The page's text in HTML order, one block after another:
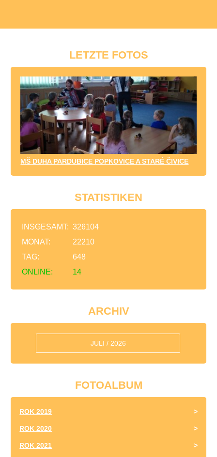
LETZTE FOTOS
MŠ DUHA PARDUBICE POPKOVICE A STARÉ ČIVICE
STATISTIKEN
ONLINE: 14
INSGESAMT: 326104
MONAT:
22210
TAG:
648
ARCHIV
JULI / 2026
FOTOALBUM
ROK 2019
ROK 2020
ROK 2021